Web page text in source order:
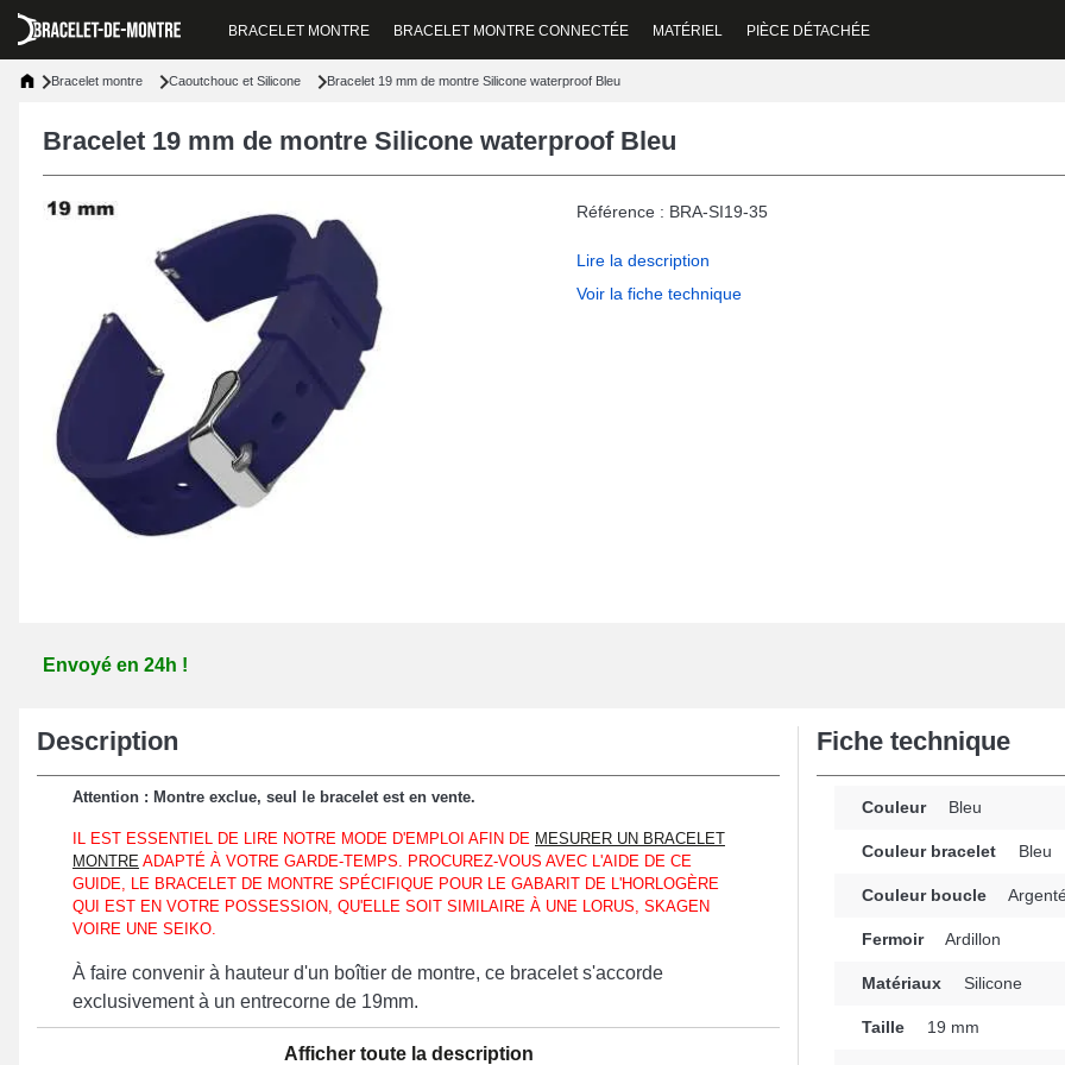
BRACELET MONTRE BRACELET MONTRE CONNECTÉE MATÉRIEL PIÈCE DÉTACHÉE
Bracelet montre Caoutchouc et Silicone Bracelet 19 mm de montre Silicone waterproof Bleu
Bracelet 19 mm de montre Silicone waterproof Bleu
Référence : BRA-SI19-35
Lire la description
Voir la fiche technique
Envoyé en 24h !
Description
Attention : Montre exclue, seul le bracelet est en vente.
IL EST ESSENTIEL DE LIRE NOTRE MODE D'EMPLOI AFIN DE MESURER UN BRACELET
MONTRE ADAPTÉ À VOTRE GARDE-TEMPS. PROCUREZ-VOUS AVEC L'AIDE DE CE
GUIDE, LE BRACELET DE MONTRE SPÉCIFIQUE POUR LE GABARIT DE L'HORLOGÈRE
QUI EST EN VOTRE POSSESSION, QU'ELLE SOIT SIMILAIRE À UNE LORUS, SKAGEN
VOIRE UNE SEIKO.
À faire convenir à hauteur d'un boîtier de montre, ce bracelet s'accorde
exclusivement à un entrecorne de 19mm.
Constitué de silicone, ce bracelet montre fait office d'une option parfaite en vue
Afficher toute la description
Fiche technique
Couleur Bleu
Couleur bracelet Bleu
Couleur boucle
Fermoir Ardillon
Matériaux Silicone
Taille 19 mm